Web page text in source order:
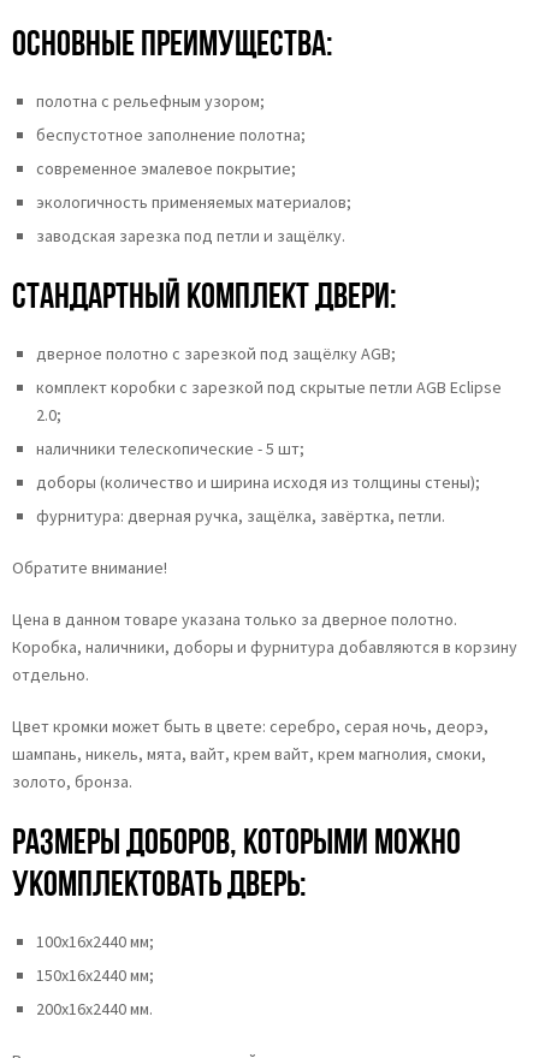
Основные преимущества:
полотна c рельефным узором;
беспустотное заполнение полотна;
современное эмалевое покрытие;
экологичность применяемых материалов;
заводская зарезка под петли и защёлку.
Стандартный комплект двери:
дверное полотно с зарезкой под защёлку AGB;
комплект коробки с зарезкой под скрытые петли AGB Eclipse
2.0;
наличники телескопические - 5 шт;
доборы (количество и ширина исходя из толщины стены);
фурнитура: дверная ручка, защёлка, завёртка, петли.
Обратите внимание!
Цена в данном товаре указана только за дверное полотно.
Коробка, наличники, доборы и фурнитура добавляются в корзину
отдельно.
Цвет кромки может быть в цвете: серебро, серая ночь, деорэ,
шампань, никель, мята, вайт, крем вайт, крем магнолия, cмоки,
золото, бронза.
Размеры доборов, которыми можно
укомплектовать дверь:
100х16х2440 мм;
150х16х2440 мм;
200х16х2440 мм.